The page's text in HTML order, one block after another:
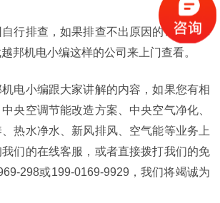
行排查，如果排查不出原因的话，故障
邦机电小编这样的公司来上门查看。
电小编跟大家讲解的内容，如果您有相
央空调节能改造方案、中央空气净化、
热水净水、新风排风、空气能等业务上
们的在线客服，或者直接拨打我们的免
298或199-0169-9929，我们将竭诚为